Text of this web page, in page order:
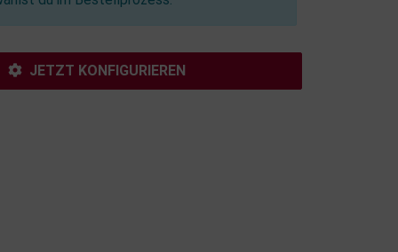
JETZT KONFIGURIEREN